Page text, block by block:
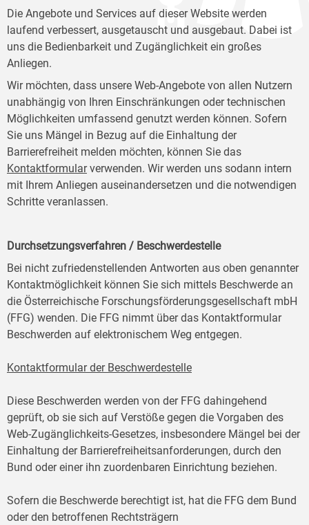
Die Angebote und Services auf dieser Website werden
laufend verbessert, ausgetauscht und ausgebaut. Dabei ist
uns die Bedienbarkeit und Zugänglichkeit ein großes
Anliegen.
Wir möchten, dass unsere Web-Angebote von allen Nutzern
unabhängig von Ihren Einschränkungen oder technischen
Möglichkeiten umfassend genutzt werden können. Sofern
Sie uns Mängel in Bezug auf die Einhaltung der
Barrierefreiheit melden möchten, können Sie das
Kontaktformularverwenden. Wir werden uns sodann intern
mit Ihrem Anliegen auseinandersetzen und die notwendigen
Schritte veranlassen.
Durchsetzungsverfahren / Beschwerdestelle
Bei nicht zufriedenstellenden Antworten aus oben genannter
Kontaktmöglichkeit können Sie sich mittels Beschwerde an
die Österreichische Forschungsförderungsgesellschaft mbH
(FFG) wenden. Die FFG nimmt über das Kontaktformular
Beschwerden auf elektronischem Weg entgegen.
Kontaktformular der Beschwerdestelle
Diese Beschwerden werden von der FFG dahingehend
geprüft, ob sie sich auf Verstöße gegen die Vorgaben des
Web-Zugänglichkeits-Gesetzes, insbesondere Mängel bei der
Einhaltung der Barrierefreiheitsanforderungen, durch den
Bund oder einer ihn zuordenbaren Einrichtung beziehen.
Sofern die Beschwerde berechtigt ist, hat die FFG dem Bund
oder den betroffenen Rechtsträgern